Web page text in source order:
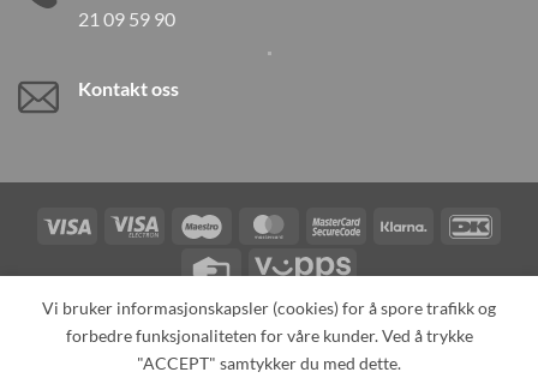
21 09 59 90
Kontakt oss
Visa
Visa
Maestro MasterCardMasterCardKlarna
Credit
Vipps
TILBAKEKALLINGER KONTAKT OSS
OM OSS
SPESIALBESTILLING
MIN KONTO ALL PRODUCTS
Vi bruker informasjonskapsler (cookies) for å spore trafikk og
forbedre funksjonaliteten for våre kunder. Ved å trykke
"ACCEPT" samtykker du med dette.